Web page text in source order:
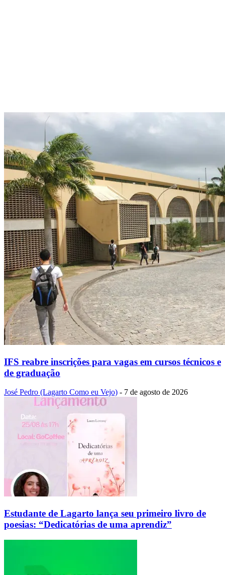
IFS reabre inscrições para vagas em cursos técnicos e
de graduação
José Pedro (Lagarto Como eu Vejo) - 7 de agosto de 2026
Estudante de Lagarto lança seu primeiro livro de
poesias: “Dedicatórias de uma aprendiz”